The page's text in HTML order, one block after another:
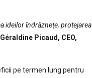
ideilor îndrăznețe, protejarea
Géraldine Picaud, CEO,
pe termen lung pentru